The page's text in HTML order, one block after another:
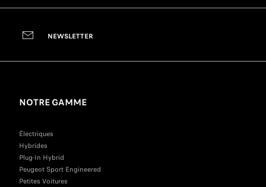
NEWSLETTER
NOTRE GAMME
Électriques
Hybrides
Plug-In Hybrid
Peugeot Sport Engineered
Petites Voitures